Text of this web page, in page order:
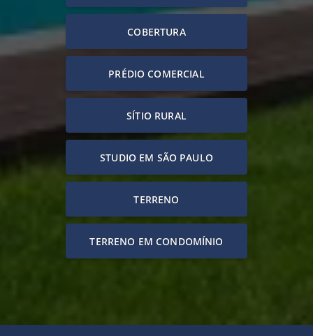
COBERTURA
PRÉDIO COMERCIAL
SÍTIO RURAL
STUDIO EM SÃO PAULO
TERRENO
TERRENO EM CONDOMÍNIO